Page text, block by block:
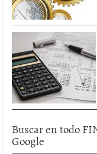
Buscar en todo
Google